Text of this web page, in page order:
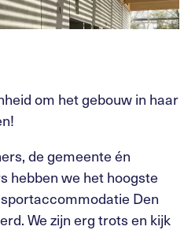
om het gebouw in haar
de gemeente én
hebben we het hoogste
Den
We zijn erg trots en kijk